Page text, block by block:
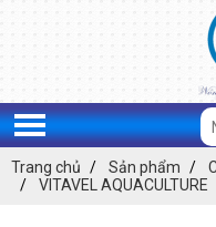
Trang chủ Sản phẩm
VITAVEL AQUACULTURE